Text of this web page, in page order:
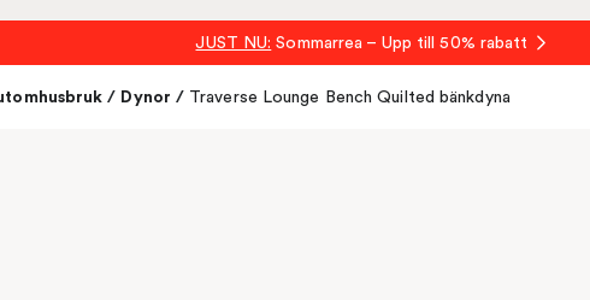
JUST NU: Sommarrea – Upp till 50% rabatt
/ Dynor / Traverse Lounge Bench Quilted bänkdyna